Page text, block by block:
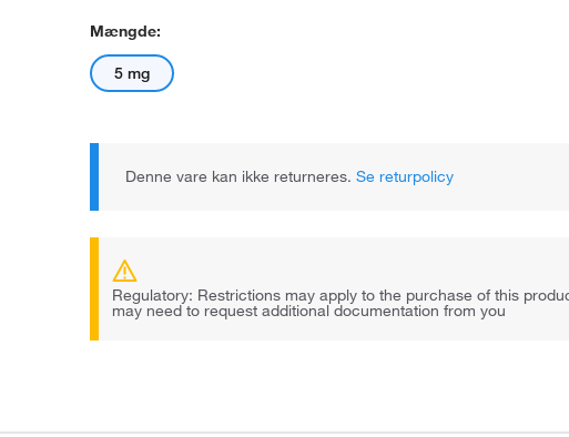
Mængde:
5 mg
Denne vare kan ikke returneres. Se returpolicy
Regulatory: Restrictions may apply to the purchase of this
may need to request additional documentation from you